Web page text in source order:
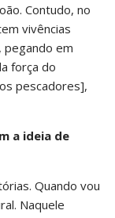
Contudo, no
vivências
pegando em
força do
pescadores],
a ideia de
Quando vou
Naquele